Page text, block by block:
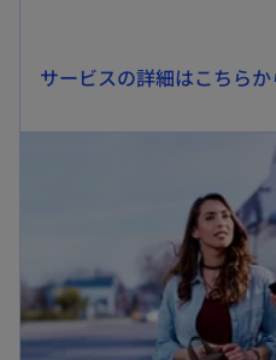
サービスの詳細はこちらか